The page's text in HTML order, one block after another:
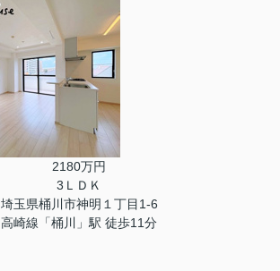
2180万円
3ＬＤＫ
埼玉県桶川市神明１丁目1-6
高崎線「桶川」駅 徒歩11分